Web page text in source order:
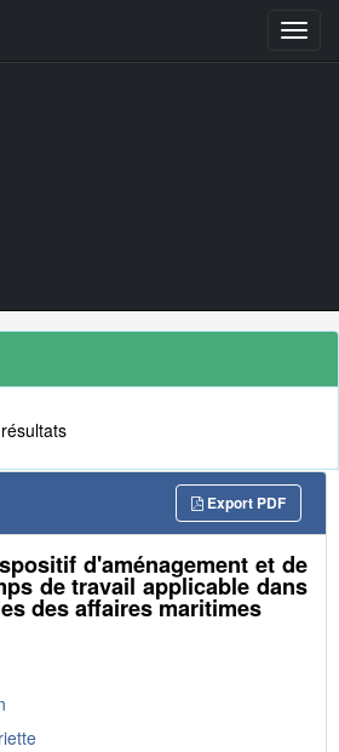
Export PDF
d'aménagement et de
de travail applicable dans
des affaires maritimes